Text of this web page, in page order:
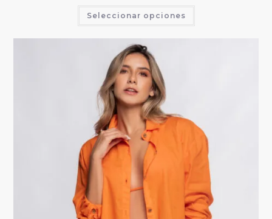
Seleccionar opciones